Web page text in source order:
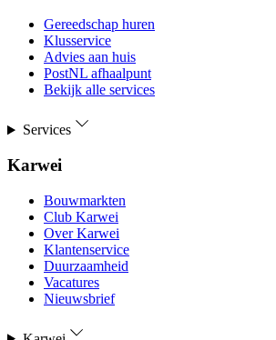
Gereedschap huren
Klusservice
Advies aan huis
PostNL afhaalpunt
Bekijk alle services
Services
Karwei
Bouwmarkten
Club Karwei
Over Karwei
Klantenservice
Duurzaamheid
Vacatures
Nieuwsbrief